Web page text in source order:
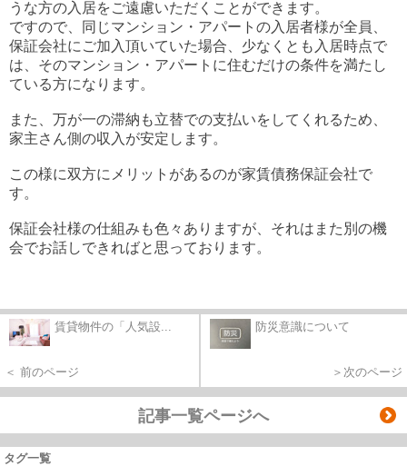
うな方の入居をご遠慮いただくことができます。
ですので、同じマンション・アパートの入居者様が全員、
保証会社にご加入頂いていた場合、少なくとも入居時点で
は、そのマンション・アパートに住むだけの条件を満たし
ている方になります。
また、万が一の滞納も立替での支払いをしてくれるため、
家主さん側の収入が安定します。
この様に双方にメリットがあるのが家賃債務保証会社で
す。
保証会社様の仕組みも色々ありますが、それはまた別の機
会でお話しできればと思っております。
賃貸物件の「人気設...
＜ 前のページ
防災意識について
＞次のページ
記事一覧ページへ
タグ一覧